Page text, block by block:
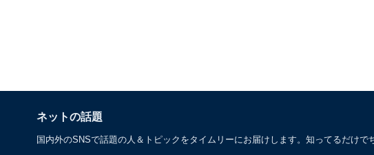
ネットの話題
国内外のSNSで話題の人＆トピックをタイムリーにお届けします。知ってるだけ